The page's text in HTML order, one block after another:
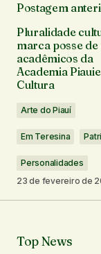
O seu
Campos
Comentário*
Seu nome
Seu e-mail*
Notifique-
Postagem
Pluralidade
marca posse de
acadêmicos da
Academia
Cultura
Arte do Piauí
Em Teresina
Personalidades
23 de fevereiro de
Top News